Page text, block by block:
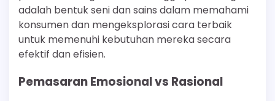
adalah bentuk seni dan sains dalam memahami
konsumen dan mengeksplorasi cara terbaik
untuk memenuhi kebutuhan mereka secara
efektif dan efisien.
Pemasaran Emosional vs Rasional